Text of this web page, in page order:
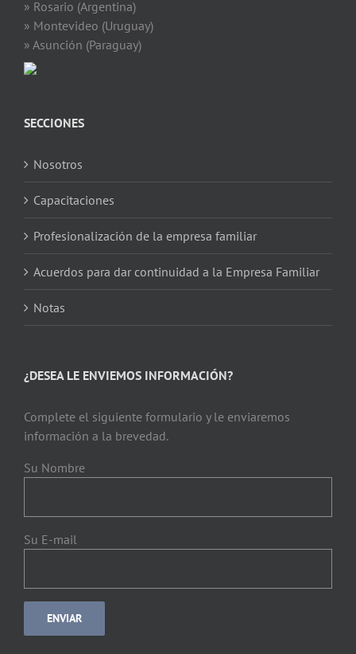
» Rosario (Argentina)
» Montevideo (Uruguay)
» Asunción (Paraguay)
SECCIONES
Nosotros
Capacitaciones
Profesionalización de la empresa familiar
Acuerdos para dar continuidad a la Empresa Familiar
Notas
¿DESEA LE ENVIEMOS INFORMACIÓN?
Complete el siguiente formulario y le enviaremos
información a la brevedad.
Su Nombre
Su E-mail